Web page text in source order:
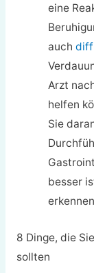
eine
auch
Arzt
helfen
Sie
besser
8 Dinge, die
sollten